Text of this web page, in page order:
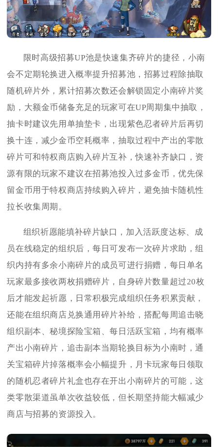
限时高级招募UP池是快速集齐碎片的捷径，小南
会不定期轮换进入概率提升招募池，招募过程除抽取
随机碎片外，累计招募次数还会解锁固定小南碎片奖
励，大额金币储备充足的玩家可在UP周期集中抽取，
抽卡时建议先用单抽垫卡，出现紫色忍者碎片后再切
换十连，减少金币空耗概率，抽取过程中产出的零散
碎片可和特权商店购入碎片互补，快速补齐缺口，资
源有限的玩家不建议在招募池投入过多金币，优先保
留金币用于特权商店持续购入碎片，避免抽卡随机性
拉长收集周期。
组织祈愿能填补碎片缺口，加入活跃度达标、成
员在线稳定的组织后，每日可发布一次碎片求助，组
织内持有多余小南碎片的成员可进行捐赠，每日单名
玩家最多接收两枚捐赠碎片，自身碎片数量超过20枚
后才能发起祈愿，日常积极完成组织任务积累贡献，
还能在组织商店兑换通用碎片补给，搭配每周追击晓
组织副本、秘境探险宝箱、每日活跃宝箱，均有概率
产出小南碎片，追击副本当期轮换目标为小南时，通
关宝箱碎片掉落概率会小幅提升，月卡玩家每日领取
的随机忍者碎片礼盒也存在开出小南碎片的可能，这
类零散渠道虽单次收益较低，但长期坚持能大幅减少
商店与招募的资源投入。